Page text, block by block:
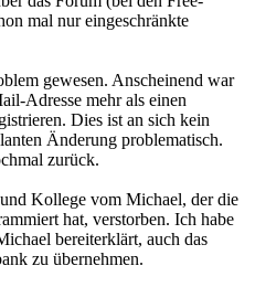
mal nur eingeschränkte
gewesen. Anscheinend war
Adresse mehr als einen
Dies ist an sich kein
Änderung problematisch.
zurück.
Kollege vom Michael, der die
hat, verstorben. Ich habe
bereiterklärt, auch das
zu übernehmen.